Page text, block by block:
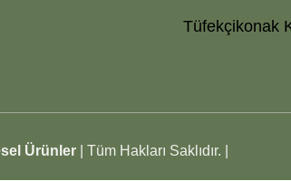
Tüfekçikonak
Ürünler | Tüm Hakları Saklıdır. |